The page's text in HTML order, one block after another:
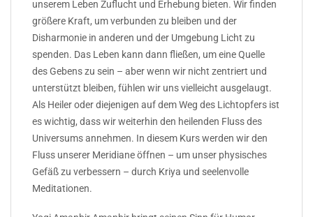
unserem Leben Zuflucht und Erhebung bieten. Wir finden
größere Kraft, um verbunden zu bleiben und der
Disharmonie in anderen und der Umgebung Licht zu
spenden. Das Leben kann dann fließen, um eine Quelle
des Gebens zu sein – aber wenn wir nicht zentriert und
unterstützt bleiben, fühlen wir uns vielleicht ausgelaugt.
Als Heiler oder diejenigen auf dem Weg des Lichtopfers ist
es wichtig, dass wir weiterhin den heilenden Fluss des
Universums annehmen. In diesem Kurs werden wir den
Fluss unserer Meridiane öffnen – um unser physisches
Gefäß zu verbessern – durch Kriya und seelenvolle
Meditationen.